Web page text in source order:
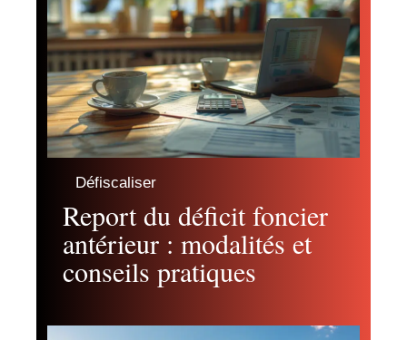
Défiscaliser
Report du déficit foncier
antérieur : modalités et
conseils pratiques